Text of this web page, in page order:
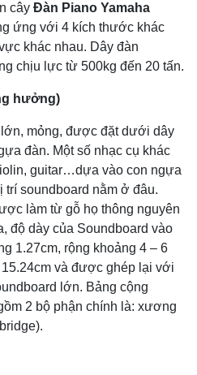
cây Đàn Piano Yamaha
ứng với 4 kích thước khác
khác nhau. Dây đàn
chịu lực từ 500kg đến 20 tấn.
hưởng)
mỏng, được đặt dưới dây
đàn. Một số nhạc cụ khác
guitar…dựa vào con ngựa
soundboard nằm ở đâu.
làm từ gỗ họ thông nguyên
độ dày của Soundboard vào
1.27cm, rộng khoảng 4 – 6
và được ghép lại với
lớn. Bảng cộng
2 bộ phận chính là: xương